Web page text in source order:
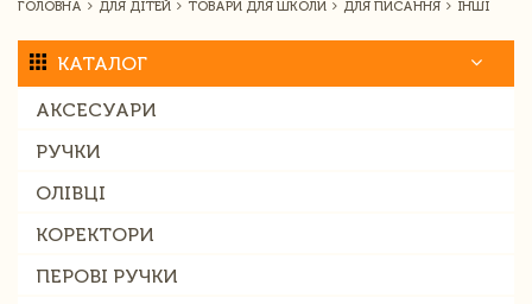
ГОЛОВНА ДЛЯ ДІТЕЙ ТОВАРИ ДЛЯ ШКОЛИ ДЛЯ ПИСАННЯ ІНШІ
КАТАЛОГ
АКСЕСУАРИ
РУЧКИ
ОЛІВЦІ
КОРЕКТОРИ
ПЕРОВІ РУЧКИ